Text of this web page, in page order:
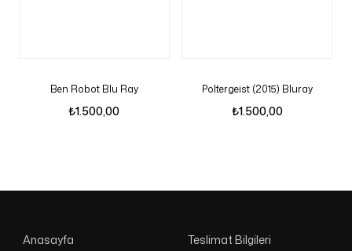
Ben Robot Blu Ray
₺1.500,00
Poltergeist (2015) Bluray
₺1.500,00
Anasayfa
Teslimat Bilgileri